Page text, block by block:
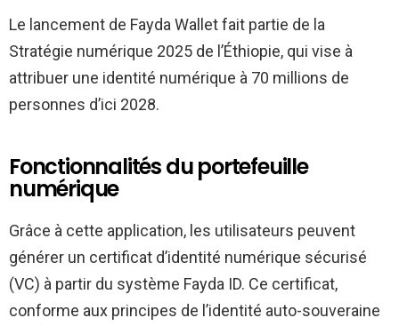
Le lancement de Fayda Wallet fait partie de la
Stratégie numérique 2025 de l’Éthiopie, qui vise à
attribuer une identité numérique à 70 millions de
personnes d’ici 2028.
Fonctionnalités du portefeuille
numérique
Grâce à cette application, les utilisateurs peuvent
générer un certificat d’identité numérique sécurisé
(VC) à partir du système Fayda ID. Ce certificat,
conforme aux principes de l’identité auto-souveraine